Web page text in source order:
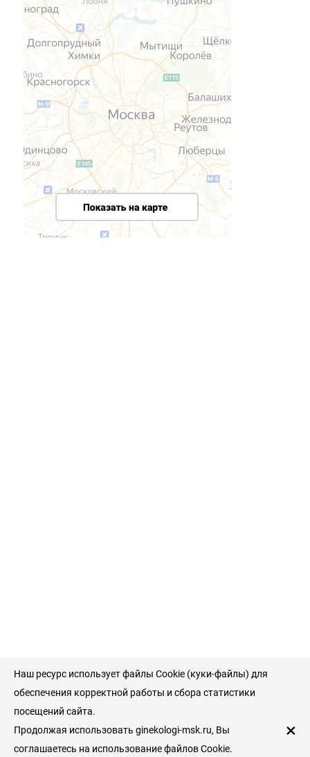
Наш ресурс использует файлы Cookie (куки-файлы) для
обеспечения корректной работы и сбора статистики
посещений сайта.
Продолжая использовать ginekologi-msk.ru, Вы
соглашаетесь на использование файлов Cookie.
×